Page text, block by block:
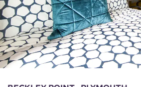
Compte
English (GB)
Selecciona un país
Reserva ara
Italian
Portuguese